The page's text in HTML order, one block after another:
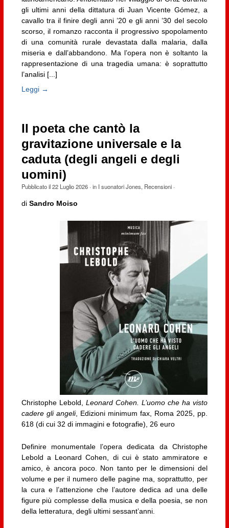
gli ultimi anni della dittatura di Juan Vicente Gómez, a
cavallo tra il finire degli anni ’20 e gli anni ’30 del secolo
scorso, il romanzo racconta il progressivo spopolamento
di una comunità rurale devastata dalla malaria, dalla
miseria e dall’abbandono. Ma l’opera non è soltanto la
rappresentazione di una tragedia umana: è soprattutto
l’analisi [...]
Leggi →
Il poeta che cantò la
gravitazione universale e la
caduta (degli angeli e degli
uomini)
Pubblicato il22 Luglio 2026· in I suonatori Jones, Recensioni·
di Sandro Moiso
Christophe Lebold, Leonard Cohen. L’uomo che ha visto
cadere gli angeli, Edizioni minimum fax, Roma 2025, pp.
618 (di cui 32 di immagini e fotografie), 26 euro
Definire monumentale l’opera dedicata da Christophe
Lebold a Leonard Cohen, di cui è stato ammiratore e
amico, è ancora poco. Non tanto per le dimensioni del
volume e per il numero delle pagine ma, soprattutto, per
la cura e l’attenzione che l’autore dedica ad una delle
figure più complesse della musica e della poesia, se non
della letteratura, degli ultimi sessant’anni.